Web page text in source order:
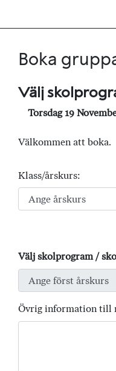
Boka
Välj
Torsdag 19
Välkommen att boka.
Klass/årskurs:
Välj skolprogram /
Övrig information till